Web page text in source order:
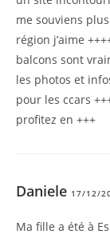
me souviens
région j’aime
balcons sont
les photos et
pour les ccars
profitez en +++
Daniele 17/12/
Ma fille a été à